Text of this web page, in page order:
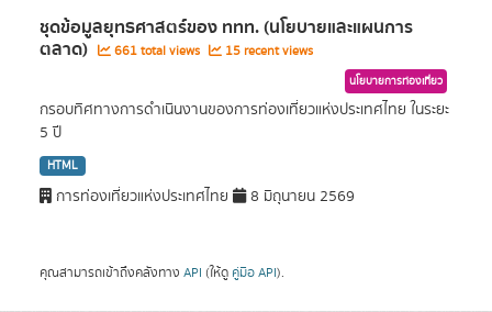
ชุดข้อมูลยุทธศาสตร์ของ ททท. (นโยบายและแผนการ
ตลาด) 661 total views 15 recent views
นโยบายการท่องเที่ยว
กรอบทิศทางการดำเนินงานของการท่องเที่ยวแห่งประเทศไทย ในระยะ
5 ปี
HTML
การท่องเที่ยวแห่งประเทศไทย 8 มิถุนายน 2569
คุณสามารถเข้าถึงคลังทาง API (ให้ดู คู่มือ API).